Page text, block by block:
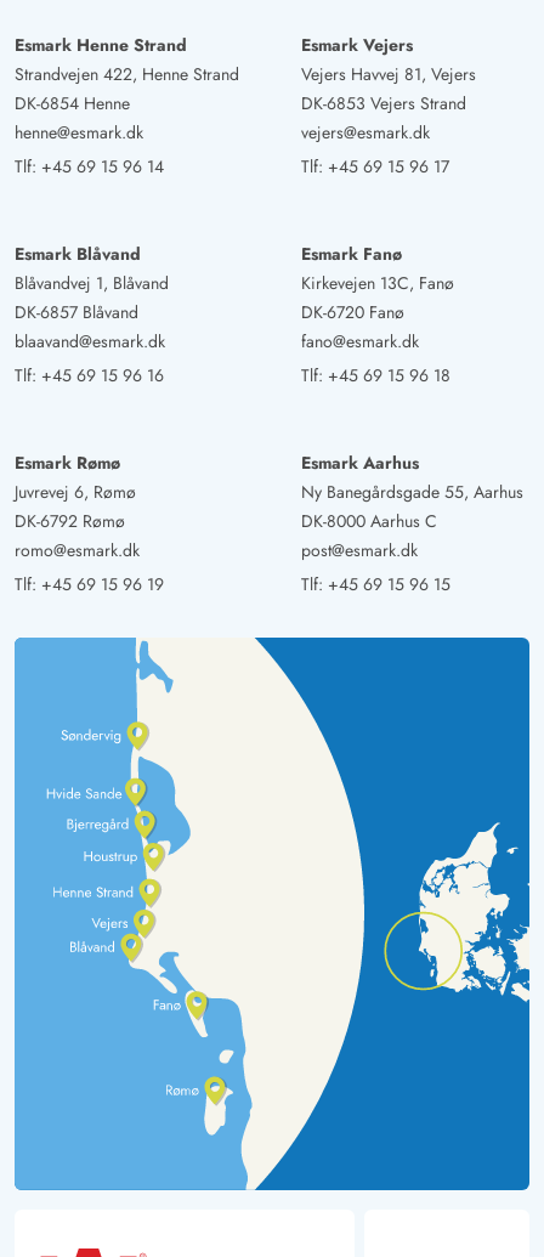
Esmark Henne Strand
Strandvejen 422, Henne Strand
DK-6854 Henne
henne@esmark.dk
Tlf: +45 69 15 96 14
Esmark Vejers
Vejers Havvej 81, Vejers
DK-6853 Vejers Strand
vejers@esmark.dk
Tlf: +45 69 15 96 17
Esmark Blåvand
Blåvandvej 1, Blåvand
DK-6857 Blåvand
blaavand@esmark.dk
Tlf: +45 69 15 96 16
Esmark Fanø
Kirkevejen 13C, Fanø
DK-6720 Fanø
fano@esmark.dk
Tlf: +45 69 15 96 18
Esmark Rømø
Juvrevej 6, Rømø
DK-6792 Rømø
romo@esmark.dk
Tlf: +45 69 15 96 19
Esmark Aarhus
Ny Banegårdsgade 55, Aarhus
DK-8000 Aarhus C
post@esmark.dk
Tlf: +45 69 15 96 15